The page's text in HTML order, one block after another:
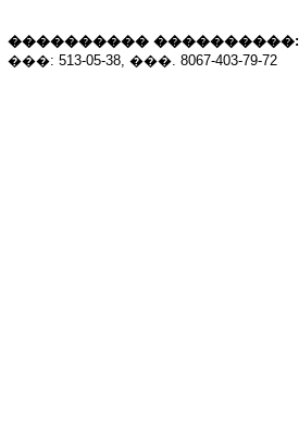
���������� ����������:
���: 513-05-38, ���. 8067-403-79-72